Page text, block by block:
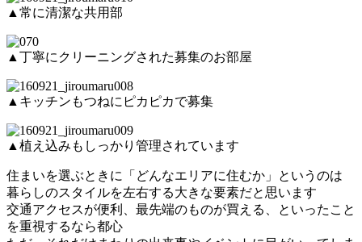
▲常に清潔な共用部
▲丁寧にクリーニングされた募集のお部屋
▲キッチンもつねにピカピカで募集
▲植え込みもしっかり管理されています
住まいを選ぶときに「どんなエリアに住むか」というのは
暮らしのスタイルを左右する大きな要素だと思います
交通アクセスが便利、最先端のものが買える、といったこと
を重視するなら都心